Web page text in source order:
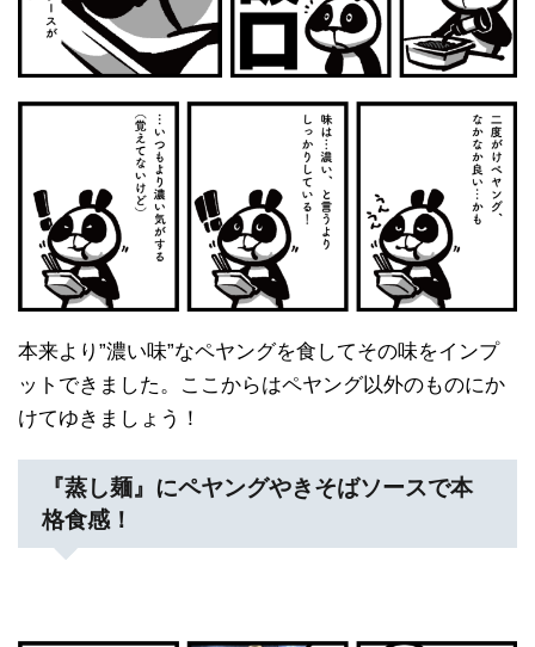
本来より”濃い味”なペヤングを食してその味をインプ
ットできました。ここからはペヤング以外のものにか
けてゆきましょう！
『蒸し麺』にペヤングやきそばソースで本
格食感！